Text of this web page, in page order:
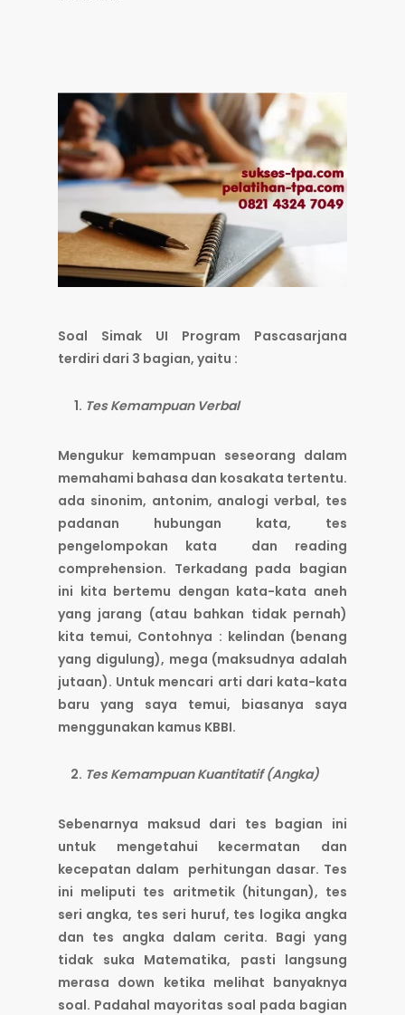
Soal Simak UI Program Pascasarjana
terdiri dari 3 bagian, yaitu :
Tes Kemampuan Verbal
Mengukur kemampuan seseorang dalam
memahami bahasa dan kosakata tertentu.
ada sinonim, antonim, analogi verbal, tes
padanan hubungan kata, tes
pengelompokan kata dan reading
comprehension. Terkadang pada bagian
ini kita bertemu dengan kata-kata aneh
yang jarang (atau bahkan tidak pernah)
kita temui, Contohnya : kelindan (benang
yang digulung), mega (maksudnya adalah
jutaan). Untuk mencari arti dari kata-kata
baru yang saya temui, biasanya saya
menggunakan kamus KBBI.
Tes Kemampuan Kuantitatif (Angka)
Sebenarnya maksud dari tes bagian ini
untuk mengetahui kecermatan dan
kecepatan dalam perhitungan dasar. Tes
ini meliputi tes aritmetik (hitungan), tes
seri angka, tes seri huruf, tes logika angka
dan tes angka dalam cerita. Bagi yang
tidak suka Matematika, pasti langsung
merasa down ketika melihat banyaknya
soal. Padahal mayoritas soal pada bagian